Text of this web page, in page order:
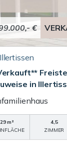
€
Illertissen
in
m²
4,5
ZIMMER